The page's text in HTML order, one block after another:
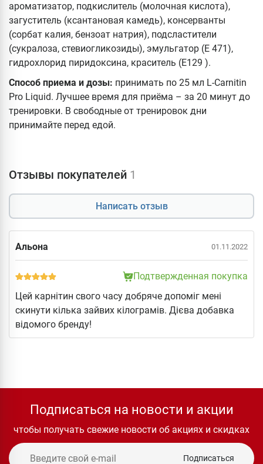
ароматизатор, подкислитель (молочная кислота),
загуститель (ксантановая камедь), консерванты
(сорбат калия, бензоат натрия), подсластители
(сукралоза, стевиогликозиды), эмульгатор (Е 471),
гидрохлорид пиридоксина, краситель (E129 ).
Способ приема и дозы: принимать по 25 мл L-Carnitin
Pro Liquid. Лучшее время для приёма – за 20 минут до
тренировки. В свободные от тренировок дни
принимайте перед едой.
Отзывы покупателей 1
Написать отзыв
Альона 01.11.2022
Подтвержденная покупка
Цей карнітин свого часу добряче допоміг мені
скинути кілька зайвих кілограмів. Дієва добавка
відомого бренду!
Подписаться на новости и акции
чтобы получать свежие новости об акциях и скидках
Подписаться